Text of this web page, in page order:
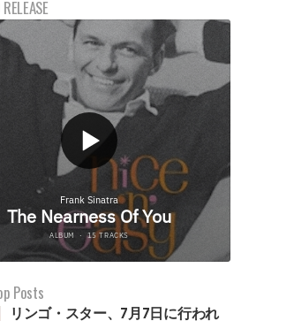
Posts
リンゴ・スター、7月7日に行われ